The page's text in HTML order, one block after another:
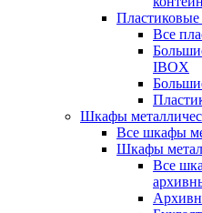
Все
IBOX
Шкафы
Все шкафы
Шкафы
Все